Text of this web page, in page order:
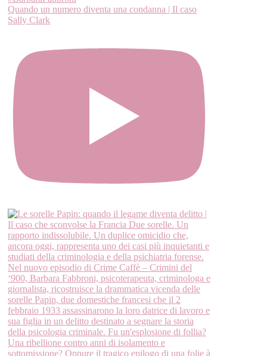
Quando un numero diventa una condanna | Il caso
Sally Clark